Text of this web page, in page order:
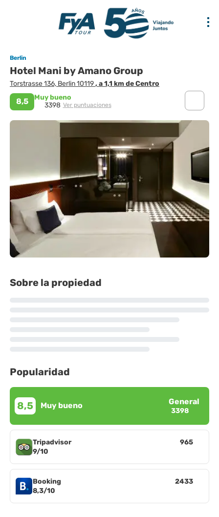
Berlin
Hotel Mani by Amano Group
Torstrasse 136, Berlin 10119, a 1,1 km de Centro
8,5
Muy bueno
3398 Ver puntuaciones
Sobre la propiedad
Popularidad
8,5 Muy bueno General
3398
Tripadvisor
9/10
965
Booking
8,3/10
2433